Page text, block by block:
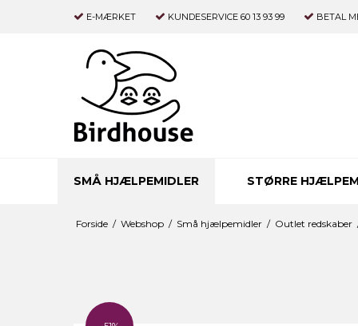
E-MÆRKET KUNDESERVICE 60 13 93 99 BETAL
SMÅ HJÆLPEMIDLER STØRRE
Forside / Webshop / Små hjælpemidler / Outlet redskaber